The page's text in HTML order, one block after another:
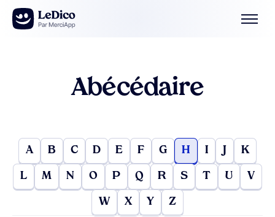
Aller au contenu
Abécédaire
A B C D E F G H I J K
L M N O P Q R S T U V
W X Y Z